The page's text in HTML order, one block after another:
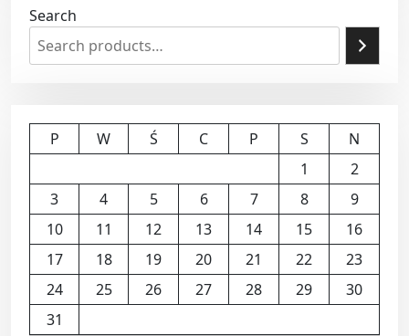
Search
P W Ś C P S
N
1
2
3
4 5 6 7 8
9
10
11 12 13 14 15
16
17
18 19 20 21 22
23
24
25 26 27 28 29
30
31